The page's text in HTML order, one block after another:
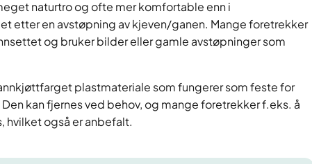
naturtro og ofte mer komfortable enn i
etter en avstøpning av kjeven/ganen. Mange foretrekker
og bruker bilder eller gamle avstøpninger som
plastmateriale som fungerer som feste for
kan fjernes ved behov, og mange foretrekker f.eks. å
hvilket også er anbefalt.